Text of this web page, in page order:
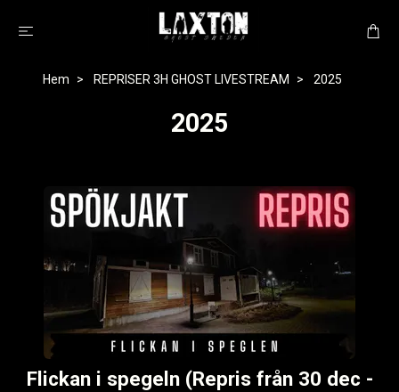
Hem REPRISER 3H GHOST LIVESTREAM 2025
2025
Flickan i spegeln (Repris från 30 dec -